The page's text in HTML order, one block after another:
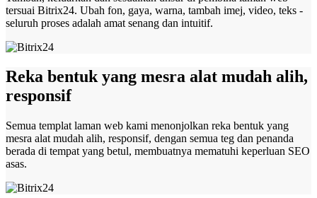
tersuai Bitrix24. Ubah fon, gaya, warna, tambah imej, video, teks -
seluruh proses adalah amat senang dan intuitif.
Reka bentuk yang mesra alat mudah alih,
responsif
Semua templat laman web kami menonjolkan reka bentuk yang
mesra alat mudah alih, responsif, dengan semua teg dan penanda
berada di tempat yang betul, membuatnya mematuhi keperluan SEO
asas.